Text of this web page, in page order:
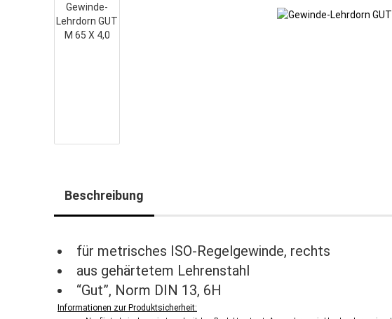
Beschreibung
für metrisches ISO-Regelgewinde, rechts
aus gehärtetem Lehrenstahl
“Gut”, Norm DIN 13, 6H
Informationen zur Produktsicherheit: